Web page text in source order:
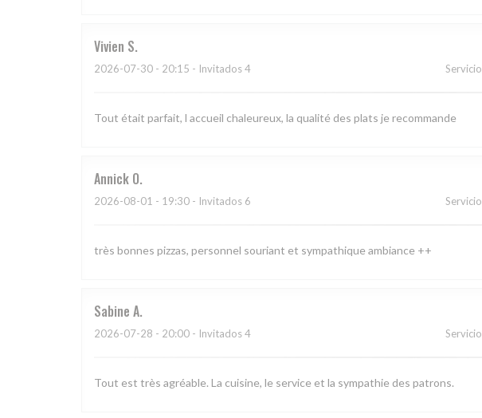
Vivien S
2026-07-30 - 20:15 - Invitados 4 Servicio
Tout était parfait, l accueil chaleureux, la qualité des plats je recommande
Annick O
2026-08-01 - 19:30 - Invitados 6 Servicio
très bonnes pizzas, personnel souriant et sympathique ambiance ++
Sabine A
2026-07-28 - 20:00 - Invitados 4 Servicio
Tout est très agréable. La cuisine, le service et la sympathie des patrons.